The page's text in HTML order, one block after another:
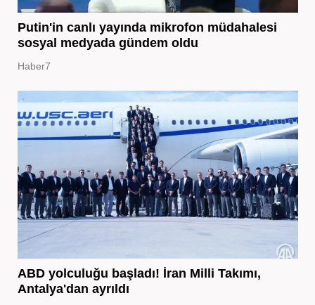
Putin'in canlı yayında mikrofon müdahalesi
sosyal medyada gündem oldu
Haber7
ABD yolculuğu başladı! İran Milli Takımı,
Antalya'dan ayrıldı